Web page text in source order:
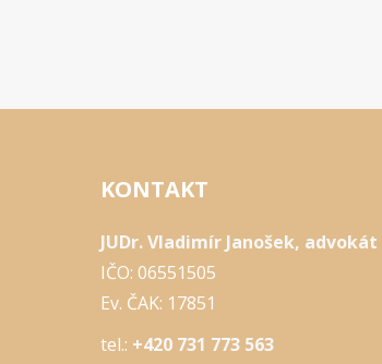
KONTAKT
JUDr. Vladimír Janošek, advokát
IČO: 06551505
Ev. ČAK: 17851
tel.: +420 731 773 563